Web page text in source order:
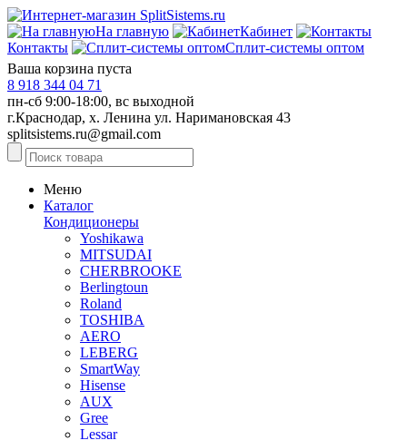
На главную
Кабинет
Контакты
Сплит-системы оптом
Ваша корзина пуста
8 918 344 04 71
пн-сб 9:00-18:00, вс выходной
г.Краснодар, х. Ленина ул. Наримановская 43
splitsistems.ru@gmail.com
Меню
Каталог
Кондиционеры
Yoshikawa
MITSUDAI
CHERBROOKE
Berlingtoun
Roland
TOSHIBA
AERO
LEBERG
SmartWay
Hisense
AUX
Gree
Lessar